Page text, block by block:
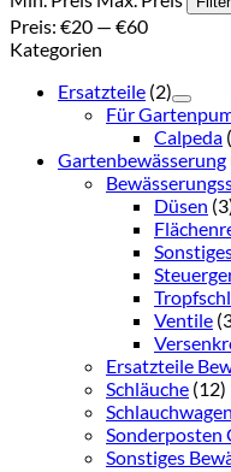
Preis: €20 — €60
Kategorien
Ersatzteile (2)
Für
Calpeda
Gartenbewässerung
Düsen
Ventile
Ersatzteile
Schläuche (12)
Schlauchwagen
Sonderposten
Sonstiges